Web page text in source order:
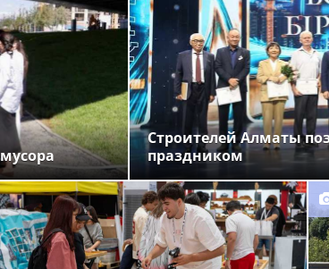
Строителей Алматы
праздником